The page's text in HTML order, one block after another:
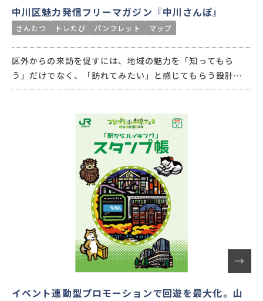
中川区魅力発信フリーマガジン『中川さんぽ』
さんたつ トレたび パンフレット マップ
区外からの来訪を促すには、地域の魅力を「知ってもら
う」だけでなく、「訪れてみたい」と感じてもらう設計が
欠かせません。
つなげた取り組みをご紹介します。
イベント連動型プロモーションで回遊を最大化。山